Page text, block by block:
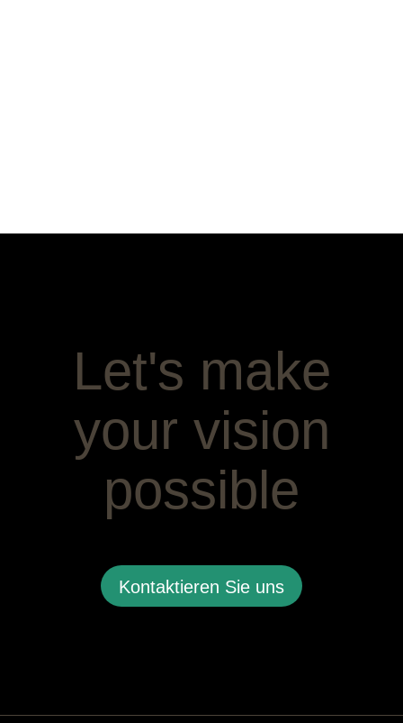
Let's make
your vision
possible
Kontaktieren Sie uns